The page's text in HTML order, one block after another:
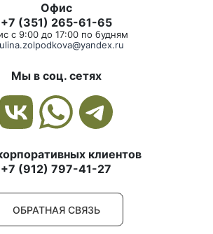
Офис
+7 (351) 265-61-65
с 9:00 до 17:00 по будням
Мы в соц. сетях
клиентов
+7 (912) 797-41-27
ОБРАТНАЯ СВЯЗЬ